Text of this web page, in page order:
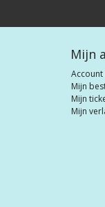
Mijn
Mijn
Mijn
Mijn